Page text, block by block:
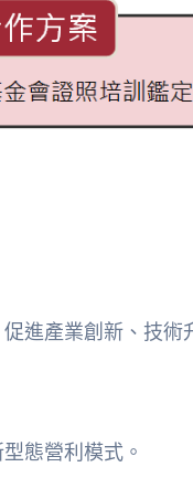
進產業創新、技術
態營利模式。